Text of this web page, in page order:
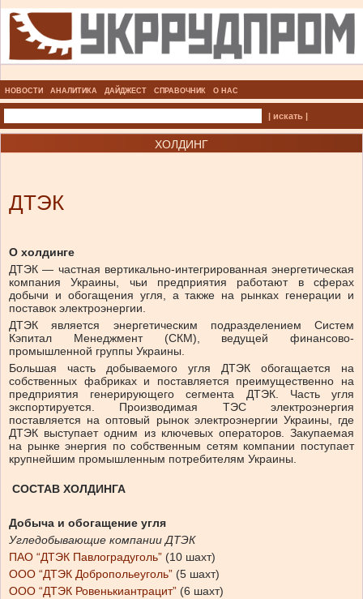
НОВОСТИ АНАЛИТИКА ДАЙДЖЕСТ СПРАВОЧНИК О НАС
| искать |
ХОЛДИНГ
ДТЭК
О холдинге
ДТЭК — частная вертикально-интегрированная энергетическая
компания Украины, чьи предприятия работают в сферах
добычи и обогащения угля, а также на рынках генерации и
поставок электроэнергии.
ДТЭК является энергетическим подразделением Систем
Кэпитал Менеджмент (СКМ), ведущей финансово-
промышленной группы Украины.
Большая часть добываемого угля ДТЭК обогащается на
собственных фабриках и поставляется преимущественно на
предприятия генерирующего сегмента ДТЭК. Часть угля
экспортируется. Производимая ТЭС электроэнергия
поставляется на оптовый рынок электроэнергии Украины, где
ДТЭК выступает одним из ключевых операторов. Закупаемая
на рынке энергия по собственным сетям компании поступает
крупнейшим промышленным потребителям Украины.
СОСТАВ ХОЛДИНГА
Добыча и обогащение угля
Угледобывающие компании ДТЭК
ПАО “ДТЭК Павлоградуголь” (10 шахт)
ООО “ДТЭК Добропольеуголь” (5 шахт)
ООО “ДТЭК Ровенькиантрацит” (6 шахт)